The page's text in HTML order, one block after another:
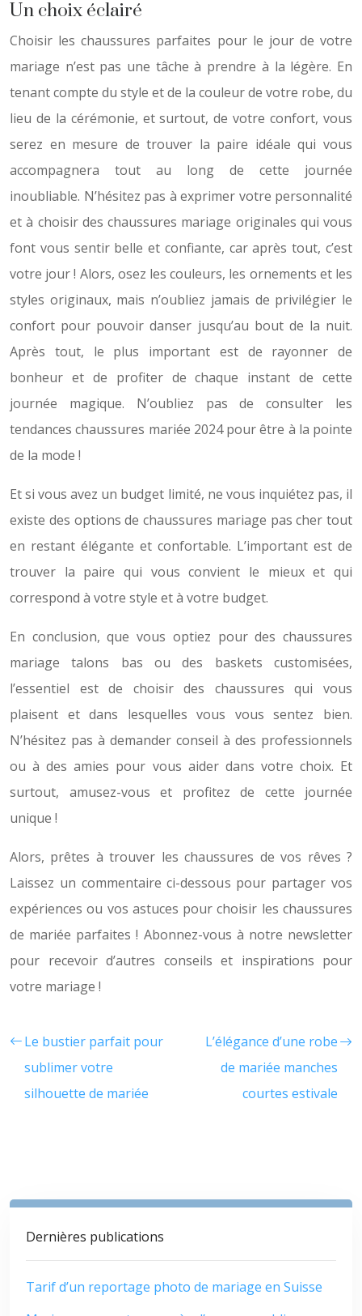
Un choix éclairé
Choisir les chaussures parfaites pour le jour de votre
mariage n’est pas une tâche à prendre à la légère. En
tenant compte du style et de la couleur de votre robe, du
lieu de la cérémonie, et surtout, de votre confort, vous
serez en mesure de trouver la paire idéale qui vous
accompagnera tout au long de cette journée
inoubliable. N’hésitez pas à exprimer votre personnalité
et à choisir des chaussures mariage originales qui vous
font vous sentir belle et confiante, car après tout, c’est
votre jour ! Alors, osez les couleurs, les ornements et les
styles originaux, mais n’oubliez jamais de privilégier le
confort pour pouvoir danser jusqu’au bout de la nuit.
Après tout, le plus important est de rayonner de
bonheur et de profiter de chaque instant de cette
journée magique. N’oubliez pas de consulter les
tendances chaussures mariée 2024 pour être à la pointe
de la mode !
Et si vous avez un budget limité, ne vous inquiétez pas, il
existe des options de chaussures mariage pas cher tout
en restant élégante et confortable. L’important est de
trouver la paire qui vous convient le mieux et qui
correspond à votre style et à votre budget.
En conclusion, que vous optiez pour des chaussures
mariage talons bas ou des baskets customisées,
l’essentiel est de choisir des chaussures qui vous
plaisent et dans lesquelles vous vous sentez bien.
N’hésitez pas à demander conseil à des professionnels
ou à des amies pour vous aider dans votre choix. Et
surtout, amusez-vous et profitez de cette journée
unique !
Alors, prêtes à trouver les chaussures de vos rêves ?
Laissez un commentaire ci-dessous pour partager vos
expériences ou vos astuces pour choisir les chaussures
de mariée parfaites ! Abonnez-vous à notre newsletter
pour recevoir d’autres conseils et inspirations pour
votre mariage !
Le bustier parfait pour
sublimer votre
silhouette de mariée
L’élégance d’une robe
de mariée manches
courtes estivale
Dernières publications
Tarif d’un reportage photo de mariage en Suisse